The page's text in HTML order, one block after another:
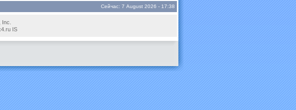
Сейчас: 7 August 2026 - 17:38
IS